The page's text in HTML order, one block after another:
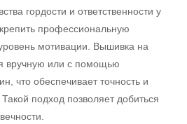
гордости и ответственности у
профессиональную
мотивации. Вышивка на
вручную или с помощью
что обеспечивает точность и
подход позволяет добиться